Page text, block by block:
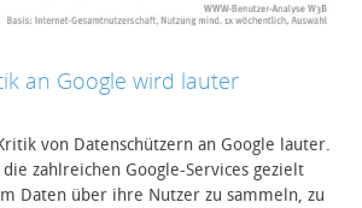
an Google wird lauter
von Datenschützern an Google lauter.
zahlreichen Google-Services gezielt
Daten über ihre Nutzer zu sammeln, zu